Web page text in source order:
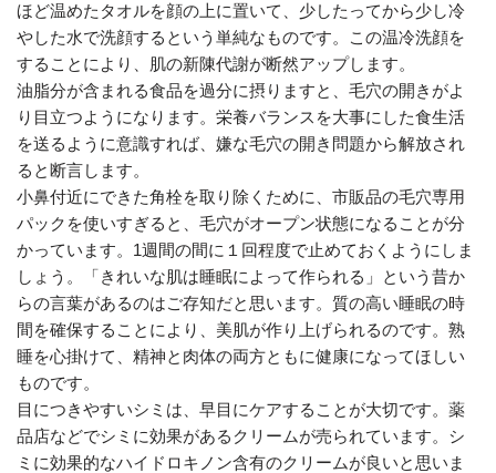
ほど温めたタオルを顔の上に置いて、少したってから少し冷
やした水で洗顔するという単純なものです。この温冷洗顔を
することにより、肌の新陳代謝が断然アップします。
油脂分が含まれる食品を過分に摂りますと、毛穴の開きがよ
り目立つようになります。栄養バランスを大事にした食生活
を送るように意識すれば、嫌な毛穴の開き問題から解放され
ると断言します。
小鼻付近にできた角栓を取り除くために、市販品の毛穴専用
パックを使いすぎると、毛穴がオープン状態になることが分
かっています。1週間の間に１回程度で止めておくようにしま
しょう。「きれいな肌は睡眠によって作られる」という昔か
らの言葉があるのはご存知だと思います。質の高い睡眠の時
間を確保することにより、美肌が作り上げられるのです。熟
睡を心掛けて、精神と肉体の両方ともに健康になってほしい
ものです。
目につきやすいシミは、早目にケアすることが大切です。薬
品店などでシミに効果があるクリームが売られています。シ
ミに効果的なハイドロキノン含有のクリームが良いと思いま